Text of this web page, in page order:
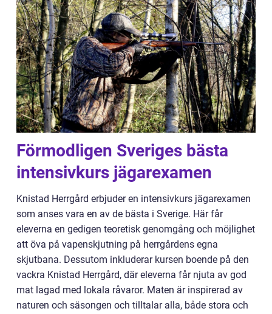
Förmodligen Sveriges bästa
intensivkurs jägarexamen
Knistad Herrgård erbjuder en intensivkurs jägarexamen
som anses vara en av de bästa i Sverige. Här får
eleverna en gedigen teoretisk genomgång och möjlighet
att öva på vapenskjutning på herrgårdens egna
skjutbana. Dessutom inkluderar kursen boende på den
vackra Knistad Herrgård, där eleverna får njuta av god
mat lagad med lokala råvaror. Maten är inspirerad av
naturen och säsongen och tilltalar alla, både stora och